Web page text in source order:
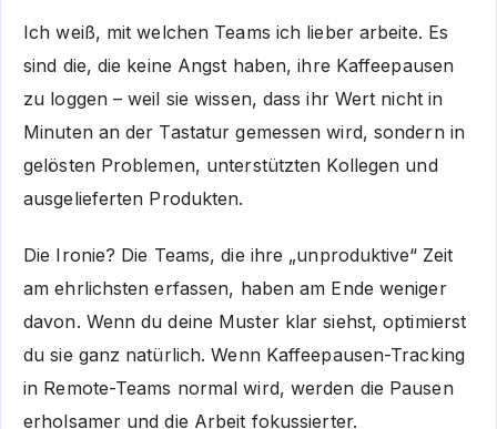
Ich weiß, mit welchen Teams ich lieber arbeite. Es
sind die, die keine Angst haben, ihre Kaffeepausen
zu loggen – weil sie wissen, dass ihr Wert nicht in
Minuten an der Tastatur gemessen wird, sondern in
gelösten Problemen, unterstützten Kollegen und
ausgelieferten Produkten.
Die Ironie? Die Teams, die ihre „unproduktive“ Zeit
am ehrlichsten erfassen, haben am Ende weniger
davon. Wenn du deine Muster klar siehst, optimierst
du sie ganz natürlich. Wenn Kaffeepausen-Tracking
in Remote-Teams normal wird, werden die Pausen
erholsamer und die Arbeit fokussierter.